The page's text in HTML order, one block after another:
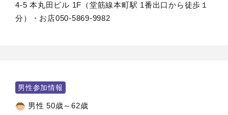
4-5 本丸田ビル 1F（堂筋線本町駅 1番出口から徒歩１
分）・お店050-5869-9982
男性参加情報
男性 50歳～62歳